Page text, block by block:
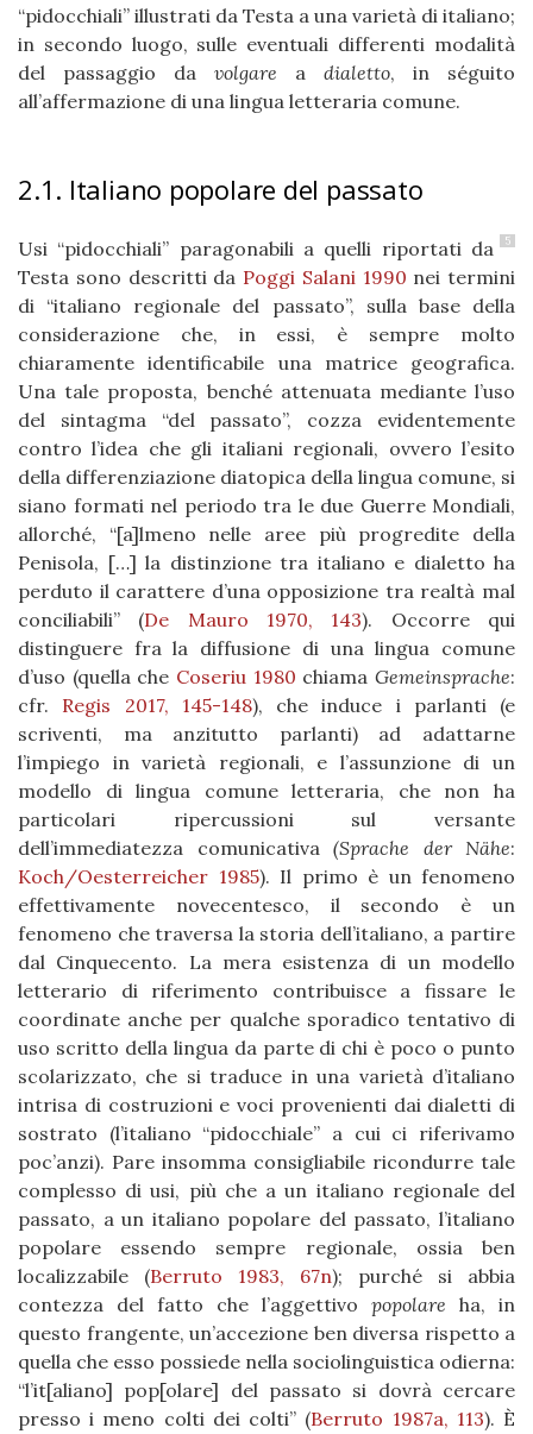
“pidocchiali” illustrati da Testa a una varietà di italiano;
in secondo luogo, sulle eventuali differenti modalità
del passaggio da volgare a dialetto, in séguito
all’affermazione di una lingua letteraria comune.
2.1. Italiano popolare del passato
5
Usi “pidocchiali” paragonabili a quelli riportati da
Testa sono descritti da Poggi Salani 1990 nei termini
di “italiano regionale del passato”, sulla base della
considerazione che, in essi, è sempre molto
chiaramente identificabile una matrice geografica.
Una tale proposta, benché attenuata mediante l’uso
del sintagma “del passato”, cozza evidentemente
contro l’idea che gli italiani regionali, ovvero l’esito
della differenziazione diatopica della lingua comune, si
siano formati nel periodo tra le due Guerre Mondiali,
allorché, “[a]lmeno nelle aree più progredite della
Penisola, […] la distinzione tra italiano e dialetto ha
perduto il carattere d’una opposizione tra realtà mal
conciliabili” (De Mauro 1970, 143). Occorre qui
distinguere fra la diffusione di una lingua comune
d’uso (quella che Coseriu 1980 chiamaGemeinsprache:
cfr. Regis 2017, 145-148), che induce i parlanti (e
scriventi, ma anzitutto parlanti) ad adattarne
l’impiego in varietà regionali, e l’assunzione di un
modello di lingua comune letteraria, che non ha
particolari ripercussioni sul versante
dell’immediatezza comunicativa (Sprache der Nähe:
Koch/Oesterreicher 1985). Il primo è un fenomeno
effettivamente novecentesco, il secondo è un
fenomeno che traversa la storia dell’italiano, a partire
dal Cinquecento. La mera esistenza di un modello
letterario di riferimento contribuisce a fissare le
coordinate anche per qualche sporadico tentativo di
uso scritto della lingua da parte di chi è poco o punto
scolarizzato, che si traduce in una varietà d’italiano
intrisa di costruzioni e voci provenienti dai dialetti di
sostrato (l’italiano “pidocchiale” a cui ci riferivamo
poc’anzi). Pare insomma consigliabile ricondurre tale
complesso di usi, più che a un italiano regionale del
passato, a un italiano popolare del passato, l’italiano
popolare essendo sempre regionale, ossia ben
localizzabile (Berruto 1983, 67n); purché si abbia
contezza del fatto che l’aggettivo popolare ha, in
questo frangente, un’accezione ben diversa rispetto a
quella che esso possiede nella sociolinguistica odierna:
“l’it[aliano] pop[olare] del passato si dovrà cercare
presso i meno colti dei colti” (Berruto 1987a, 113). È